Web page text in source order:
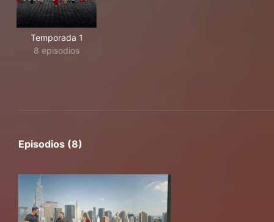
Temporada 1
8 episodios
Episodios (8)